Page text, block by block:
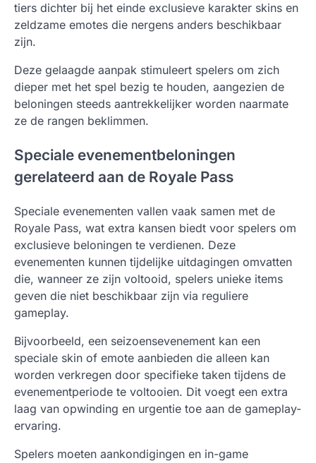
tiers dichter bij het einde exclusieve karakter skins en
zeldzame emotes die nergens anders beschikbaar
zijn.
Deze gelaagde aanpak stimuleert spelers om zich
dieper met het spel bezig te houden, aangezien de
beloningen steeds aantrekkelijker worden naarmate
ze de rangen beklimmen.
Speciale evenementbeloningen
gerelateerd aan de Royale Pass
Speciale evenementen vallen vaak samen met de
Royale Pass, wat extra kansen biedt voor spelers om
exclusieve beloningen te verdienen. Deze
evenementen kunnen tijdelijke uitdagingen omvatten
die, wanneer ze zijn voltooid, spelers unieke items
geven die niet beschikbaar zijn via reguliere
gameplay.
Bijvoorbeeld, een seizoensevenement kan een
speciale skin of emote aanbieden die alleen kan
worden verkregen door specifieke taken tijdens de
evenementperiode te voltooien. Dit voegt een extra
laag van opwinding en urgentie toe aan de gameplay-
ervaring.
Spelers moeten aankondigingen en in-game